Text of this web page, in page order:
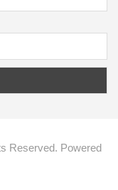
Reserved. Powered